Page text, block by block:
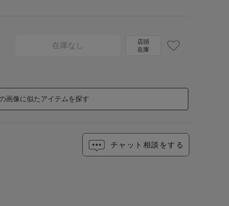
在庫なし
店頭
在庫
画像に似たアイテムを探す
チャット相談をする